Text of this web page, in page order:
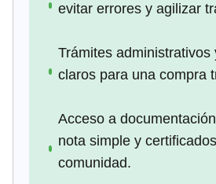
evitar errores y agilizar
Trámites administrativos
claros para una compra
Acceso a
nota simple y
comunidad.